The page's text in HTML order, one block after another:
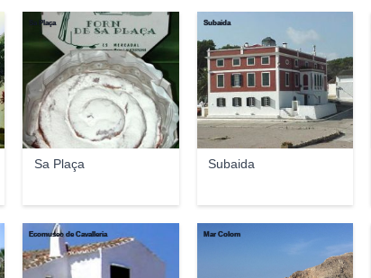
Sa Plaça
Sa Plaça
Subaida
Subaida
Ecomuseo de Cavalleria Mar Colom